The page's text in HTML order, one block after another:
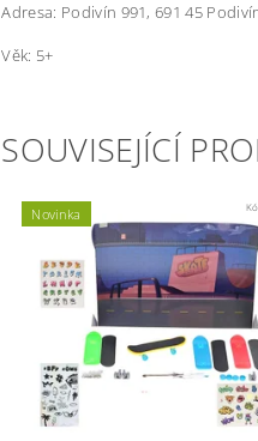
Adresa: Podivín 991, 691 45
Věk: 5+
SOUVISEJÍCÍ
Novinka